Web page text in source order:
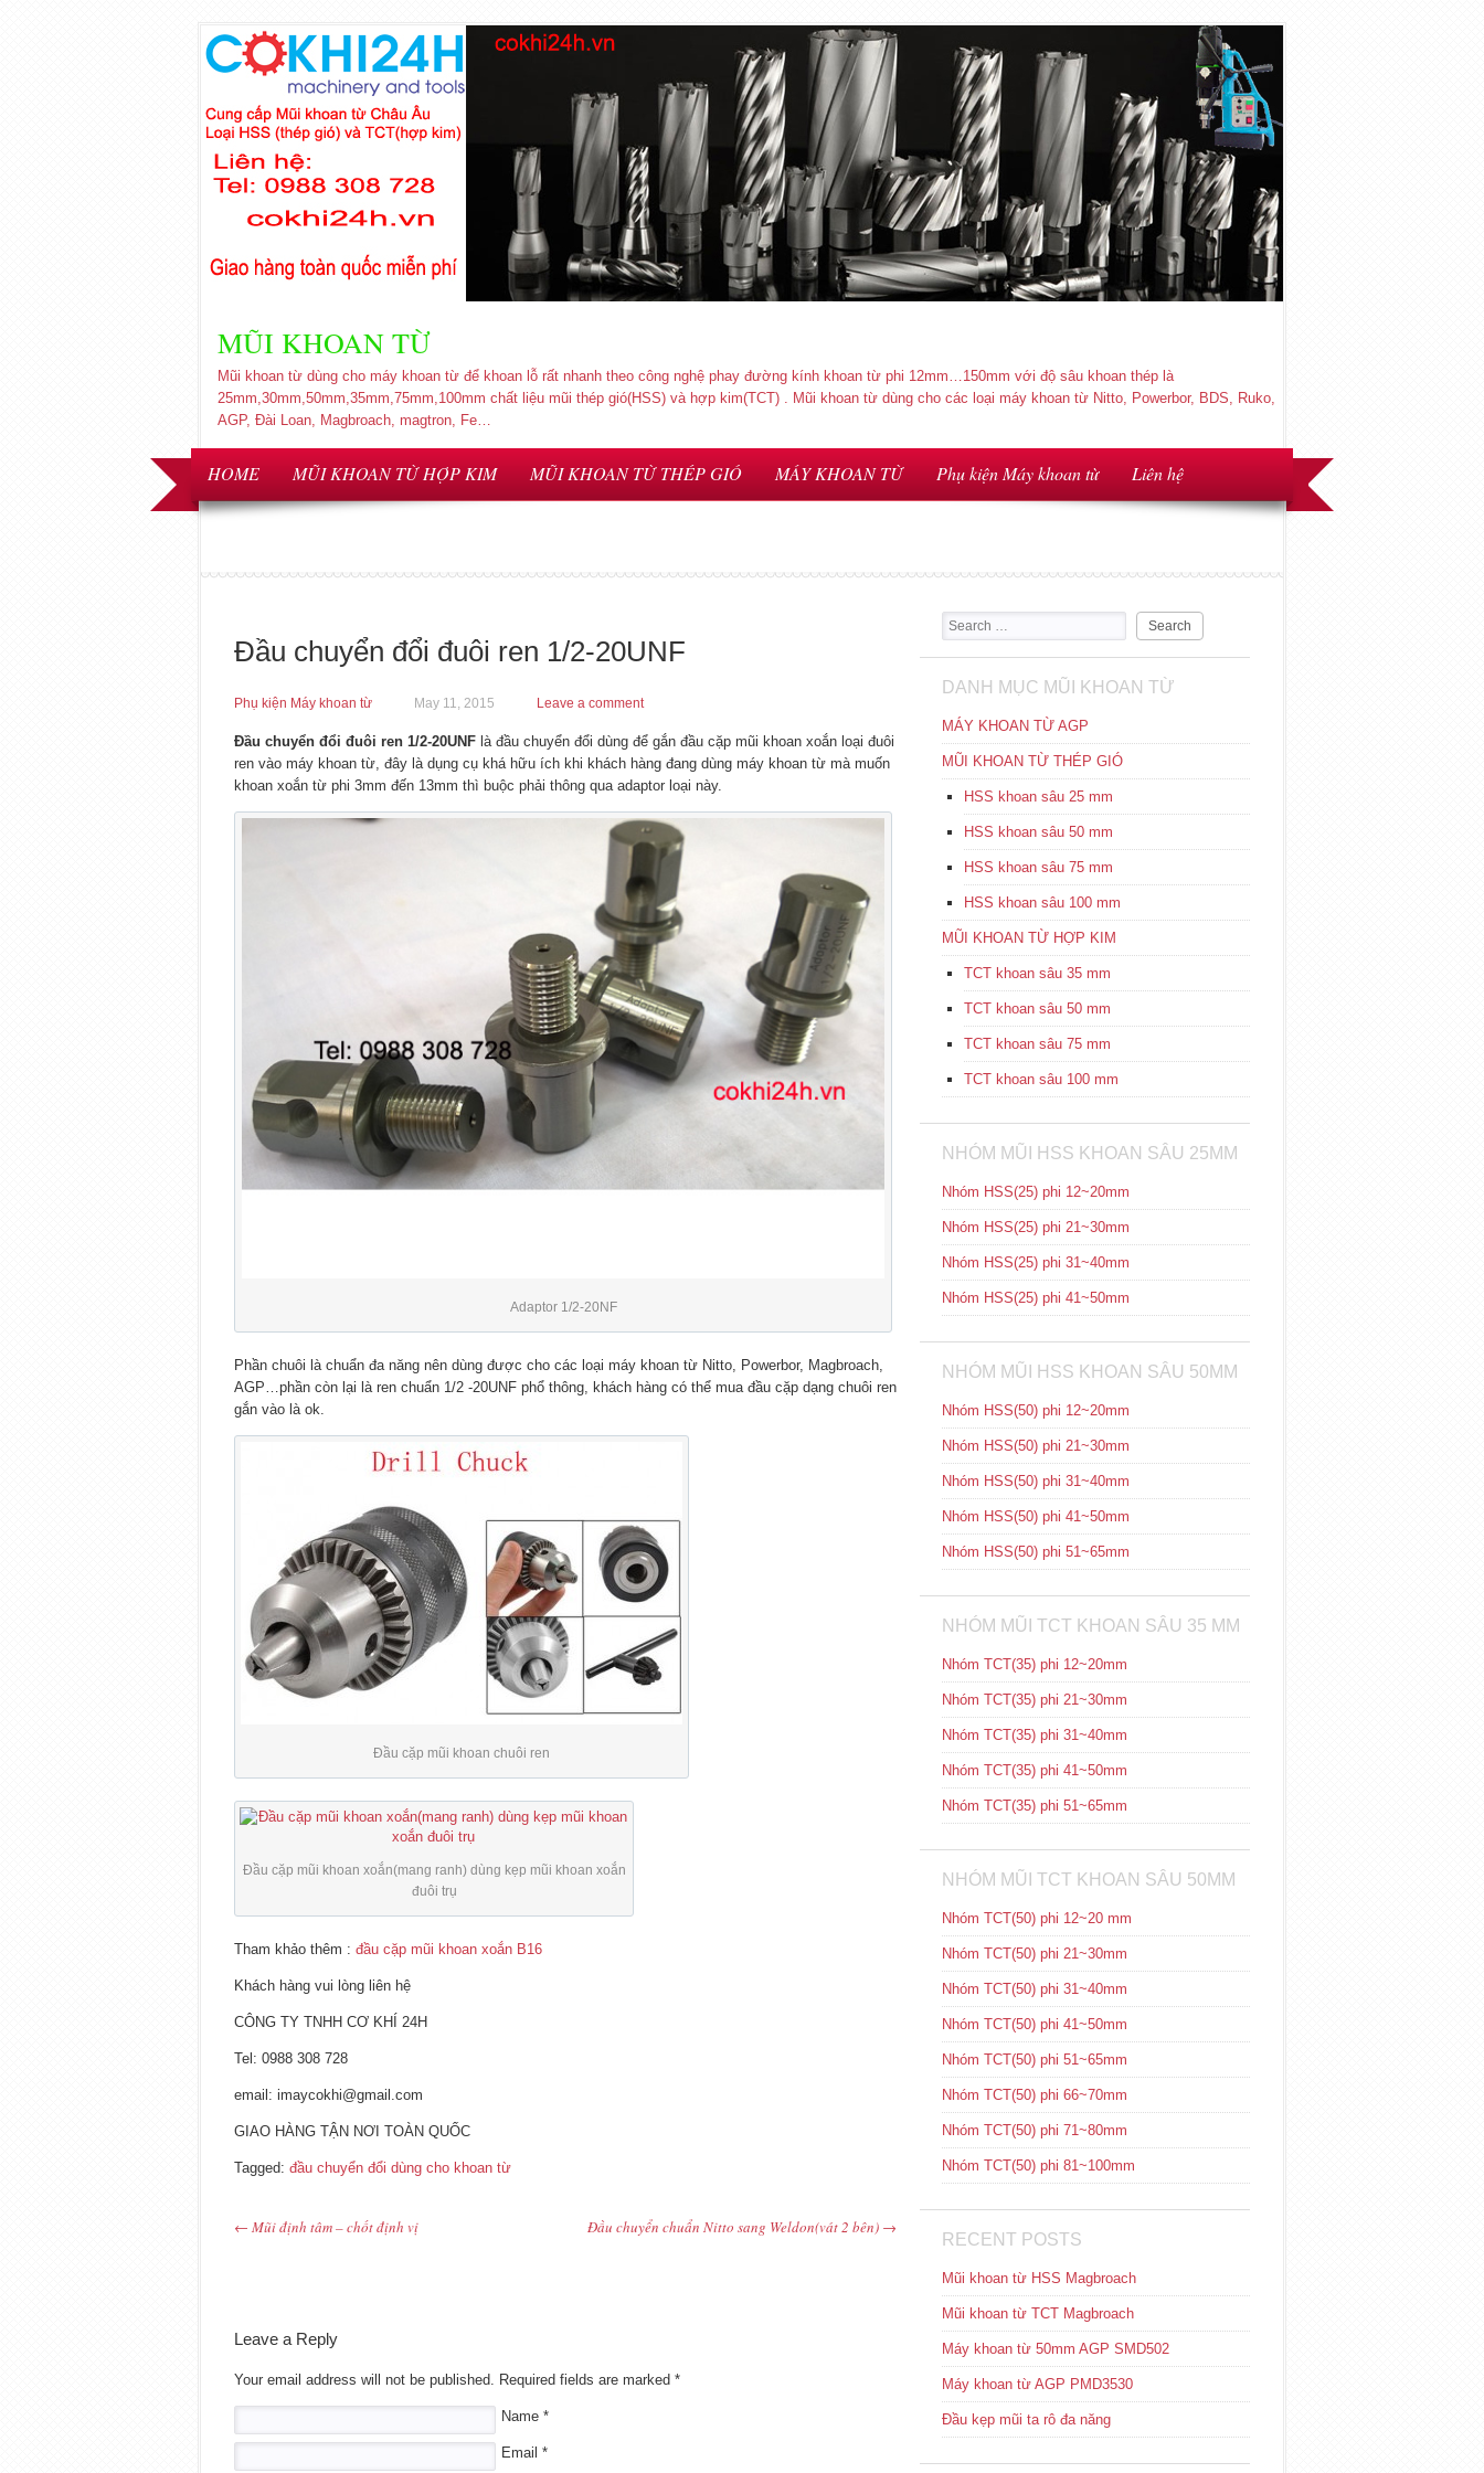
MŨI KHOAN TỪ
Mũi khoan từ dùng cho máy khoan từ để khoan lỗ rất nhanh theo công nghệ phay đường kính khoan từ phi 12mm…150mm với độ sâu khoan thép là
25mm,30mm,50mm,35mm,75mm,100mm chất liệu mũi thép gió(HSS) và hợp kim(TCT) . Mũi khoan từ dùng cho các loại máy khoan từ Nitto, Powerbor, BDS, Ruko,
AGP, Đài Loan, Magbroach, magtron, Fe…
HOME MŨI KHOAN TỪ HỢP KIM MŨI KHOAN TỪ THÉP GIÓ MÁY KHOAN TỪ Phụ kiện Máy khoan từ Liên hệ
Đầu chuyển đổi đuôi ren 1/2-20UNF
Phụ kiện Máy khoan từ May 11, 2015 Leave a comment
Đầu chuyển đổi đuôi ren 1/2-20UNF là đầu chuyển đổi dùng để gắn đầu cặp mũi khoan xoắn loại đuôi
ren vào máy khoan từ, đây là dụng cụ khá hữu ích khi khách hàng đang dùng máy khoan từ mà muốn
khoan xoắn từ phi 3mm đến 13mm thì buộc phải thông qua adaptor loại này.
Adaptor 1/2-20NF
Phần chuôi là chuẩn đa năng nên dùng được cho các loại máy khoan từ Nitto, Powerbor, Magbroach,
AGP…phần còn lại là ren chuẩn 1/2 -20UNF phổ thông, khách hàng có thể mua đầu cặp dạng chuôi ren
gắn vào là ok.
Đầu cặp mũi khoan chuôi ren
Đầu cặp mũi khoan xoắn(mang ranh) dùng kẹp mũi khoan xoắn
đuôi trụ
Tham khảo thêm : đầu cặp mũi khoan xoắn B16
Khách hàng vui lòng liên hệ
CÔNG TY TNHH CƠ KHÍ 24H
Tel: 0988 308 728
email: imaycokhi@gmail.com
GIAO HÀNG TẬN NƠI TOÀN QUỐC
Tagged: đầu chuyển đổi dùng cho khoan từ
← Mũi định tâm – chốt định vị Đầu chuyển chuẩn Nitto sang Weldon(vát 2 bên) →
Leave a Reply
Your email address will not be published. Required fields are marked *
Name *
Email *
Search
DANH MỤC MŨI KHOAN TỪ
MÁY KHOAN TỪ AGP
MŨI KHOAN TỪ THÉP GIÓ
HSS khoan sâu 25 mm
HSS khoan sâu 50 mm
HSS khoan sâu 75 mm
HSS khoan sâu 100 mm
MŨI KHOAN TỪ HỢP KIM
TCT khoan sâu 35 mm
TCT khoan sâu 50 mm
TCT khoan sâu 75 mm
TCT khoan sâu 100 mm
NHÓM MŨI HSS KHOAN SÂU 25MM
Nhóm HSS(25) phi 12~20mm
Nhóm HSS(25) phi 21~30mm
Nhóm HSS(25) phi 31~40mm
Nhóm HSS(25) phi 41~50mm
NHÓM MŨI HSS KHOAN SÂU 50MM
Nhóm HSS(50) phi 12~20mm
Nhóm HSS(50) phi 21~30mm
Nhóm HSS(50) phi 31~40mm
Nhóm HSS(50) phi 41~50mm
Nhóm HSS(50) phi 51~65mm
NHÓM MŨI TCT KHOAN SÂU 35 MM
Nhóm TCT(35) phi 12~20mm
Nhóm TCT(35) phi 21~30mm
Nhóm TCT(35) phi 31~40mm
Nhóm TCT(35) phi 41~50mm
Nhóm TCT(35) phi 51~65mm
NHÓM MŨI TCT KHOAN SÂU 50MM
Nhóm TCT(50) phi 12~20 mm
Nhóm TCT(50) phi 21~30mm
Nhóm TCT(50) phi 31~40mm
Nhóm TCT(50) phi 41~50mm
Nhóm TCT(50) phi 51~65mm
Nhóm TCT(50) phi 66~70mm
Nhóm TCT(50) phi 71~80mm
Nhóm TCT(50) phi 81~100mm
RECENT POSTS
Mũi khoan từ HSS Magbroach
Mũi khoan từ TCT Magbroach
Máy khoan từ 50mm AGP SMD502
Máy khoan từ AGP PMD3530
Đầu kẹp mũi ta rô đa năng